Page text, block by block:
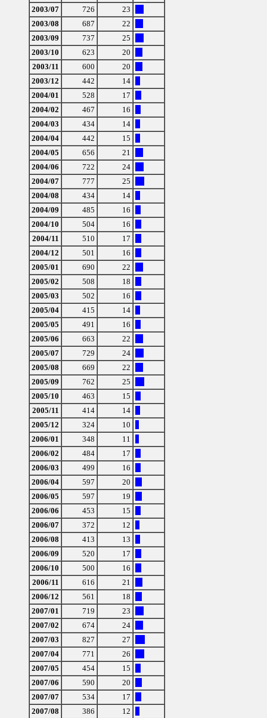
2003/07
726
23
2003/08
687
22
2003/09
737
25
2003/10
623
20
2003/11
600
20
2003/12
442
14
2004/01
528
17
2004/02
467
16
2004/03
434
14
2004/04
442
15
2004/05
656
21
2004/06
722
24
2004/07
777
25
2004/08
434
14
2004/09
485
16
2004/10
504
16
2004/11
510
17
2004/12
501
16
2005/01
690
22
2005/02
508
18
2005/03
502
16
2005/04
415
14
2005/05
491
16
2005/06
663
22
2005/07
729
24
2005/08
669
22
2005/09
762
25
2005/10
463
15
2005/11
414
14
2005/12
324
10
2006/01
348
11
2006/02
484
17
2006/03
499
16
2006/04
597
20
2006/05
597
19
2006/06
453
15
2006/07
372
12
2006/08
413
13
2006/09
520
17
2006/10
500
16
2006/11
616
21
2006/12
561
18
2007/01
719
23
2007/02
674
24
2007/03
827
27
2007/04
771
26
2007/05
454
15
2007/06
590
20
2007/07
534
17
2007/08
386
12